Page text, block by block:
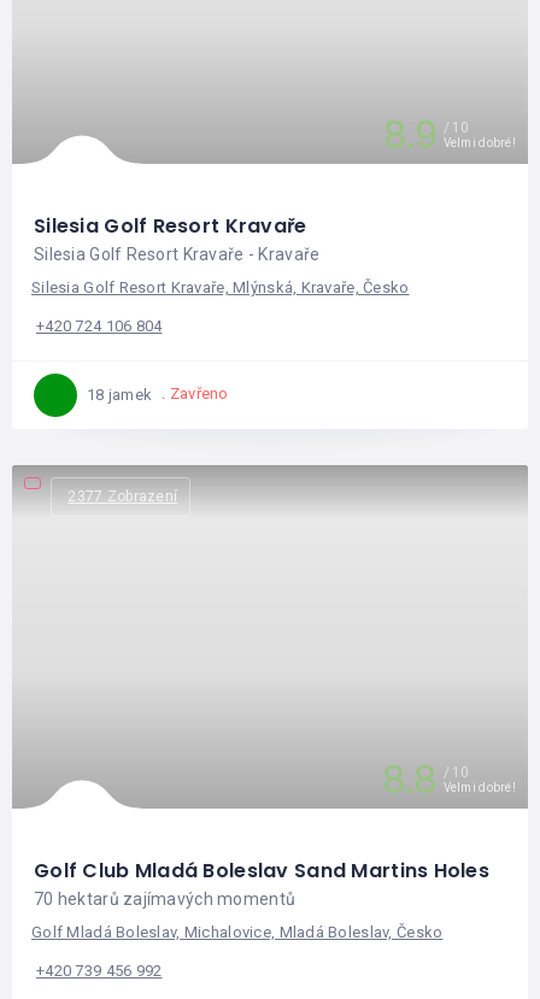
8.9 10
Velmi dobré!
Silesia Golf Resort Kravaře
Silesia Golf Resort Kravaře - Kravaře
Silesia Golf Resort Kravaře, Mlýnská, Kravaře, Česko
+420 724 106 804
18 jamek Zavřeno
2377 Zobrazení
8.8 10
Velmi dobré!
Golf Club Mladá Boleslav Sand Martins Holes
70 hektarů zajímavých momentů
Golf Mladá Boleslav, Michalovice, Mladá Boleslav, Česko
+420 739 456 992